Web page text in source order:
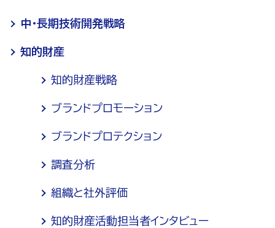
中・長期技術開発戦略
知的財産
知的財産戦略
ブランドプロモーション
ブランドプロテクション
調査分析
組織と社外評価
知的財産活動担当者インタビュー